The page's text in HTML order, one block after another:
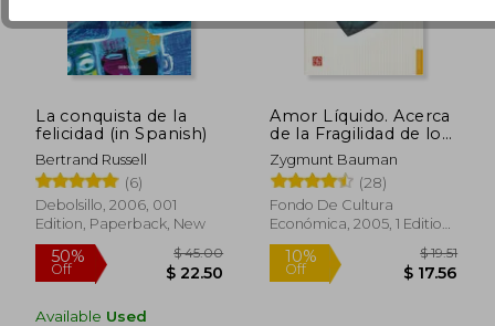
50%
Off
$ 48.32
$ 24.17
50%
Off $
La conquista de la
felicidad (in Spanish)
Bertrand Russell
(6)
Debolsillo, 2006, 001
Edition, Paperback, New
Available Used
Amor Líquido. Acerca
de la Fragilidad de los
Vínculos Humanos (in
Spanish)
Zygmunt Bauman
(28)
Fondo De Cultura
Económica, 2005, 1 Edition,
Paperback, New